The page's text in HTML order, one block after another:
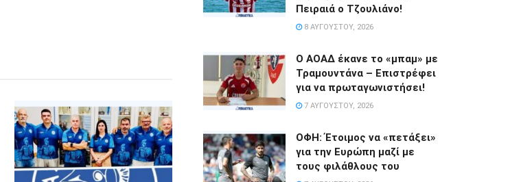
Πειραιά ο Τζουλιάνο!
8 ΑΥΓΟΎΣΤΟΥ, 2026
Ο ΑΟΑΔ έκανε το «μπαμ» με
Τραμουντάνα – Επιστρέφει
για να πρωταγωνιστήσει!
7 ΑΥΓΟΎΣΤΟΥ, 2026
ΟΦΗ: Έτοιμος να «πετάξει»
για την Ευρώπη μαζί με
τους φιλάθλους του